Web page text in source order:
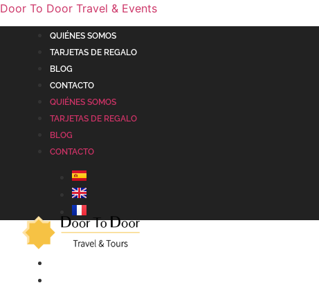
Door To Door Travel & Events
QUIÉNES SOMOS
TARJETAS DE REGALO
BLOG
CONTACTO
QUIÉNES SOMOS
TARJETAS DE REGALO
BLOG
CONTACTO